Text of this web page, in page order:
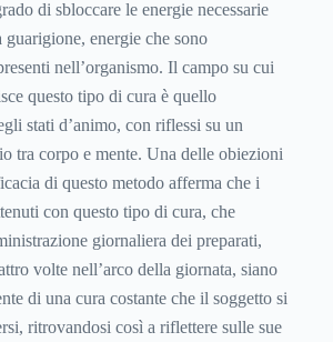
di sbloccare le energie necessarie
guarigione, energie che sono
nell’organismo. Il campo su cui
questo tipo di cura è quello
stati d’animo, con riflessi su un
tra corpo e mente. Una delle obiezioni
di questo metodo afferma che i
con questo tipo di cura, che
giornaliera dei preparati,
volte nell’arco della giornata, siano
di una cura costante che il soggetto si
ritrovandosi così a riflettere sulle sue